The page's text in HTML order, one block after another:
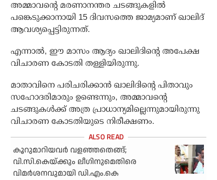
അമ്മാവന്റെ മരണാനന്തര ചടങ്ങുകളില്‍
പങ്കെടുക്കാനായി 15 ദിവസത്തെ ജാമ്യമാണ് ഖാലിദ്
ആവശ്യപ്പെട്ടിരുന്നത്.
എന്നാല്‍, ഈ മാസം ആദ്യം ഖാലിദിന്റെ അപേക്ഷ
വിചാരണ കോടതി തള്ളിയിരുന്നു.
മാതാവിനെ പരിചരിക്കാന്‍ ഖാലിദിന്റെ പിതാവും
സഹോദരിമാരും ഉണ്ടെന്നും, അമ്മാവന്റെ
ചടങ്ങുകള്‍ക്ക് അത്ര പ്രാധാന്യമില്ലെന്നുമായിരുന്നു
വിചാരണ കോടതിയുടെ നിരീക്ഷണം.
കൂറുമാറിയവർ വളഞ്ഞതെങ്ങ്;
വി.സി.കെയ്ക്കും ലീഗിനുമെതിരെ
വിമർശനവുമായി ഡി.എം.കെ